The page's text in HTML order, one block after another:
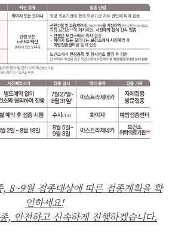
8~9월 접종대상에 따른 접종계획을 확
인하세요!
, 안전하고 신속하게 진행하겠습니다.